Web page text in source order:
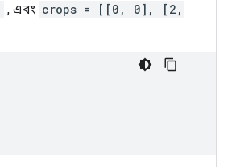
, এবং crops = [[0, 0], [2,